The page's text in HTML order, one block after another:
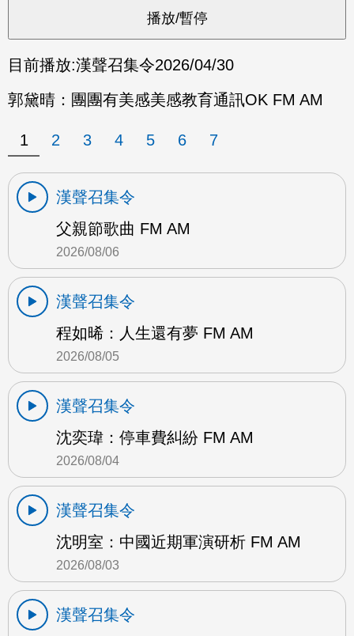
目前播放:漢聲召集令2026/04/30
郭黛晴：團團有美感美感教育通訊OK FM AM
1 2 3 4 5 6 7
漢聲召集令
父親節歌曲 FM AM
2026/08/06
漢聲召集令
程如晞：人生還有夢 FM AM
2026/08/05
漢聲召集令
沈奕瑋：停車費糾紛 FM AM
2026/08/04
漢聲召集令
沈明室：中國近期軍演研析 FM AM
2026/08/03
漢聲召集令